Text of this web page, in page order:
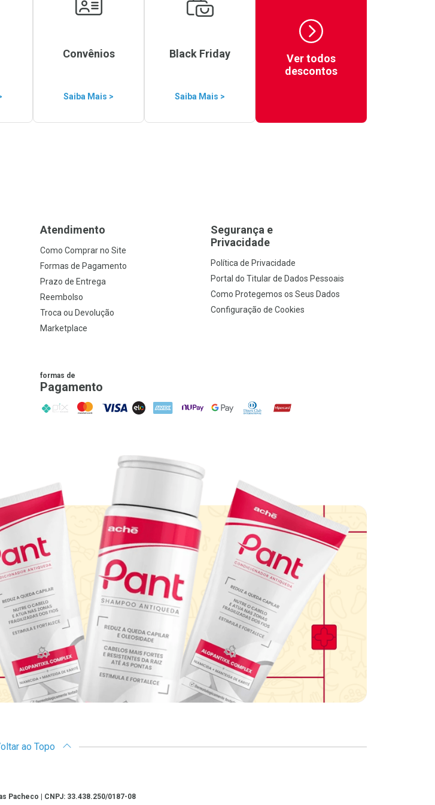
Convênios
Saiba Mais >
Black Friday
Saiba Mais >
Ver todos
descontos
Atendimento
Como Comprar no Site
Formas de Pagamento
Prazo de Entrega
Reembolso
Troca ou Devolução
Marketplace
Segurança e
Privacidade
Política de Privacidade
Portal do Titular de Dados Pessoais
Como Protegemos os Seus Dados
Configuração de Cookies
formas de
Pagamento
PIX MasterCard
VISA ELO AMEX NuPay Google PayDiners ClubHipercard
ao Topo
Pacheco | CNPJ: 33.438.250/0187-08